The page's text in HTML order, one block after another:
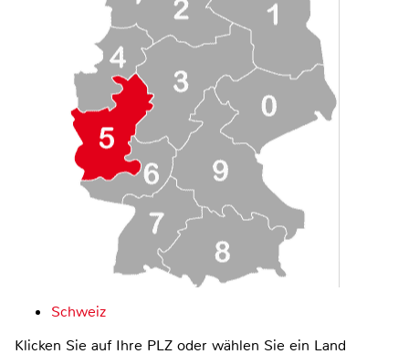
Schweiz
Klicken Sie auf Ihre PLZ oder wählen Sie ein Land